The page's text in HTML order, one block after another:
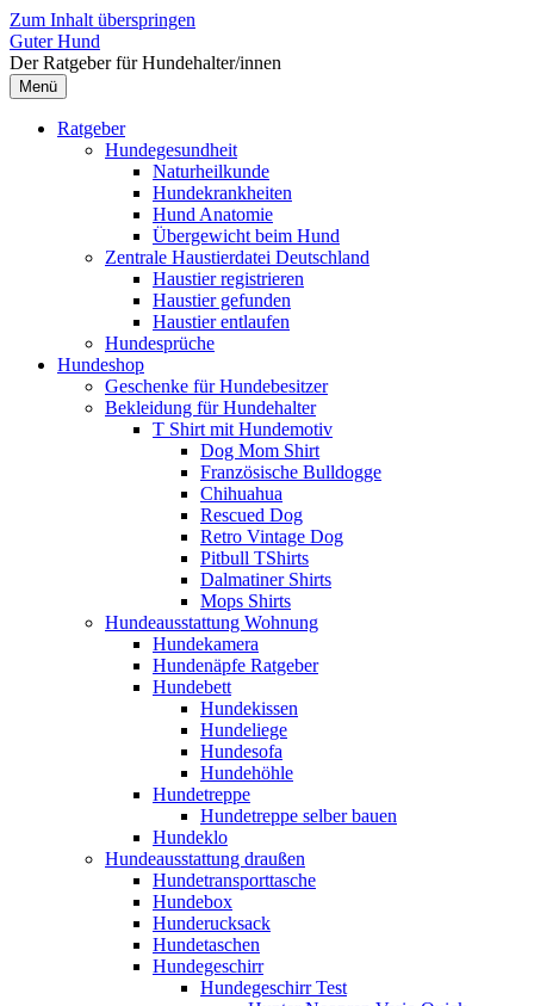
Zum Inhalt überspringen
Guter Hund
Der Ratgeber für Hundehalter/innen
Menü
Ratgeber
Hundegesundheit
Naturheilkunde
Hundekrankheiten
Hund Anatomie
Übergewicht beim Hund
Zentrale Haustierdatei Deutschland
Haustier registrieren
Haustier gefunden
Haustier entlaufen
Hundesprüche
Hundeshop
Geschenke für Hundebesitzer
Bekleidung für Hundehalter
T Shirt mit Hundemotiv
Dog Mom Shirt
Französische Bulldogge
Chihuahua
Rescued Dog
Retro Vintage Dog
Pitbull TShirts
Dalmatiner Shirts
Mops Shirts
Hundeausstattung Wohnung
Hundekamera
Hundenäpfe Ratgeber
Hundebett
Hundekissen
Hundeliege
Hundesofa
Hundehöhle
Hundetreppe
Hundetreppe selber bauen
Hundeklo
Hundeausstattung draußen
Hundetransporttasche
Hundebox
Hunderucksack
Hundetaschen
Hundegeschirr
Hundegeschirr Test